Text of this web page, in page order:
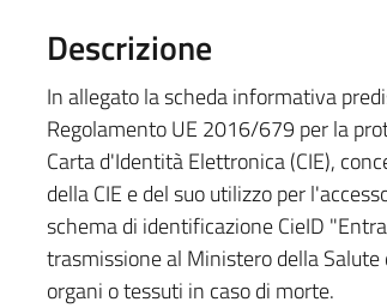
Descrizione
In allegato la scheda informativa
Regolamento UE 2016/679 per la
Carta d'Identità Elettronica (CIE),
della CIE e del suo utilizzo per
schema di identificazione CieID
trasmissione al Ministero della
organi o tessuti in caso di morte.